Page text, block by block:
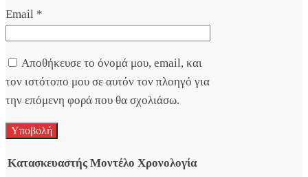
Email *
Αποθήκευσε το όνομά μου, email, και
τον ιστότοπο μου σε αυτόν τον πλοηγό για
την επόμενη φορά που θα σχολιάσω.
Κατασκευαστής Μοντέλο Χρονολογία